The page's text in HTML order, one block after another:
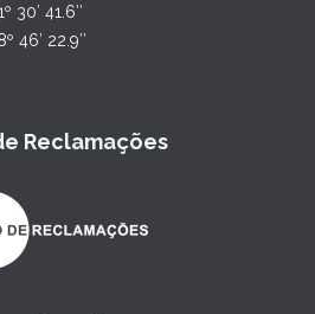
30′ 41.6″
46′ 22.9″
Reclamações